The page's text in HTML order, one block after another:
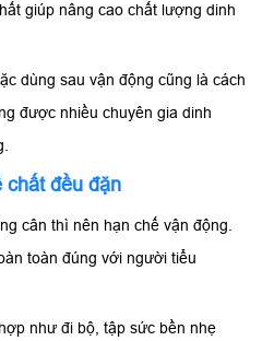
giúp nâng cao chất lượng dinh
dùng sau vận động cũng là cách
được nhiều chuyên gia dinh
chất đều đặn
cân thì nên hạn chế vận động.
toàn đúng với người tiểu
như đi bộ, tập sức bền nhẹ